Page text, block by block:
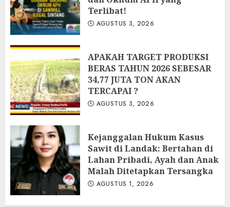
Terlibat!
AGUSTUS 3, 2026
APAKAH TARGET PRODUKSI
BERAS TAHUN 2026 SEBESAR
34,77 JUTA TON AKAN
TERCAPAI ?
AGUSTUS 3, 2026
Kejanggalan Hukum Kasus
Sawit di Landak: Bertahan di
Lahan Pribadi, Ayah dan Anak
Malah Ditetapkan Tersangka
AGUSTUS 1, 2026